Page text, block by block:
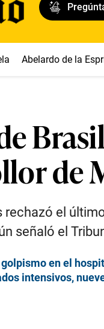
Abelardo de la
rechazó el
señaló el
en el
intensivos,